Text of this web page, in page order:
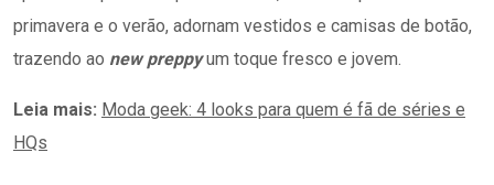
primavera e o verão, adornam vestidos e camisas de botão,
trazendo ao new preppyum toque fresco e jovem.
Leia mais: Moda geek: 4 looks para quem é fã de séries e
HQs